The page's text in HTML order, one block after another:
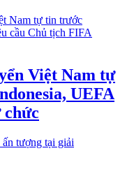
Việt Nam tự
UEFA
chức